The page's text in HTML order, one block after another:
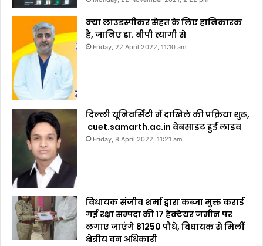
क्या लाउडस्पीकर सेहत के लिए हानिकारक
है, जानिए डा. बीपी त्यागी से
Friday, 22 April 2022, 11:10 am
दिल्ली यूनिवर्सिटी में दाखिले की प्रक्रिया शुरू,
cuet.samarth.ac.in वेबसाइट हुई लाइव
Friday, 8 April 2022, 11:21 am
विधायक संजीव शर्मा द्वारा कब्जा मुक्त कराई
गई रक्षा सम्पदा की 17 हेक्टेयर जमीन पर
लगाए जाएंगे 81250 पौधे, विधायक से मिलीं
क्षेत्रीय वन अधिकारी